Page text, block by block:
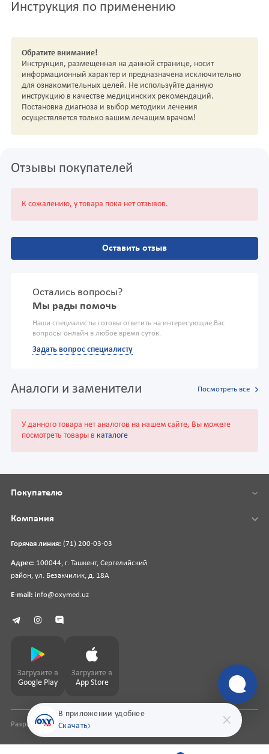
Инструкция по применению
Обратите внимание!
Инструкция, размещенная на данной странице, носит
информационный характер и предназначена исключительно
для ознакомительных целей. Не используйте данную
инструкцию в качестве медицинских рекомендаций.
Постановка диагноза и выбор методики лечения
осуществляется только вашим лечащим врачом!
Отзывы покупателей
К сожалению, у товара пока нет отзывов.
Оставить отзыв
Остались вопросы?
Мы рады помочь
Наши специалисты готовы ответить на интересующие Вас
вопросы онлайн в любое время суток.
Задать вопрос специалисту
Аналоги и заменители Посмотреть все
У данного товара нет аналогов на нашем сайте, Вы можете
посмотреть товары в каталоге
В приложении удобнее
Скачать
Горячая линия: (71) 200-03-03
Адрес: 100044, г. Ташкент, Сергелийский
район, ул. Безакчилик, д. 18А
E-mail: info@oxymed.uz
Покупателю
Компания
Загрузите в
Google Play
Загрузите в
App Store
Разработка сайтаpharmit.uz